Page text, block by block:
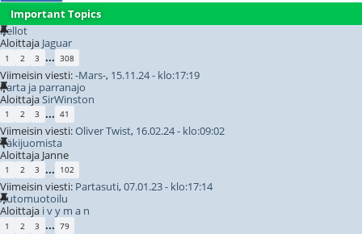
Important Topics
Kellot
Aloittaja Jaguar
1 2 3 ... 308
Viimeisin viesti:-Mars-, 15.11.24 - klo:17:19
Parta ja parranajo
Aloittaja SirWinston
1 2 3 ... 41
Viimeisin viesti:Oliver Twist, 16.02.24 - klo:09:02
Väkijuomista
Aloittaja Janne
1 2 3 ... 102
Viimeisin viesti: Partasuti,07.01.23 - klo:17:14
Automuotoilu
Aloittaja i v y m a n
1 2 3 ... 79